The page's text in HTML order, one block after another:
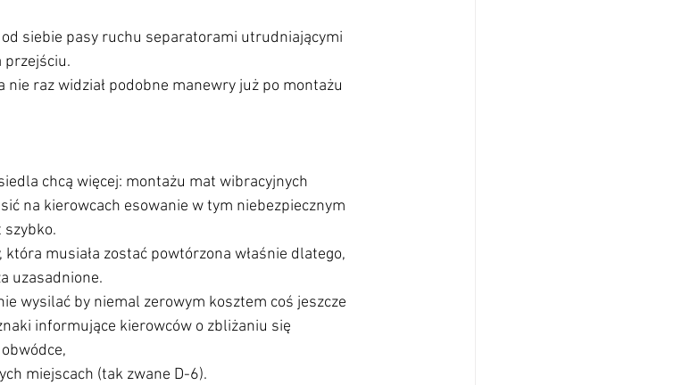
siebie pasy ruchu separatorami utrudniającymi
przejściu.
raz widział podobne manewry już po montażu
chcą więcej: montażu mat wibracyjnych
na kierowcach esowanie w tym niebezpiecznym
szybko.
musiała zostać powtórzona właśnie dlatego,
uzasadnione.
wysilać by niemal zerowym kosztem coś jeszcze
informujące kierowców o zbliżaniu się
miejscach (tak zwane D-6).